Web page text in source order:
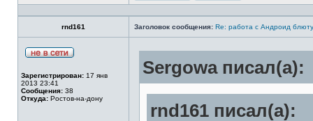
rnd161 Заголовок сообщения: Re: работа с Андроид
Зарегистрирован: 17 янв
2013 23:41
Сообщения: 38
Откуда: Ростов-на-дону
Sergowa писал(а):
rnd161 писал(а):